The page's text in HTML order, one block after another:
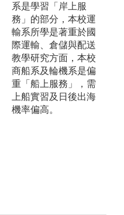
系是學習「岸上服
務」的部分，本校運
輸系所學是著重於國
際運輸、倉儲與配送
教學研究方面，本校
商船系及輪機系是偏
重「船上服務」，需
上船實習及日後出海
機率偏高。